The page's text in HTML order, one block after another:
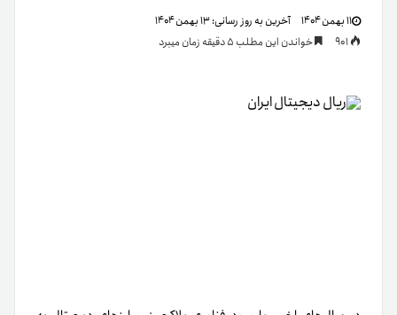
۱۱ بهمن ۱۴۰۴ آخرین به روز رسانی:۱۳ بهمن ۱۴۰۴
خواندن این مطلب 5 دقیقه زمان میبرد